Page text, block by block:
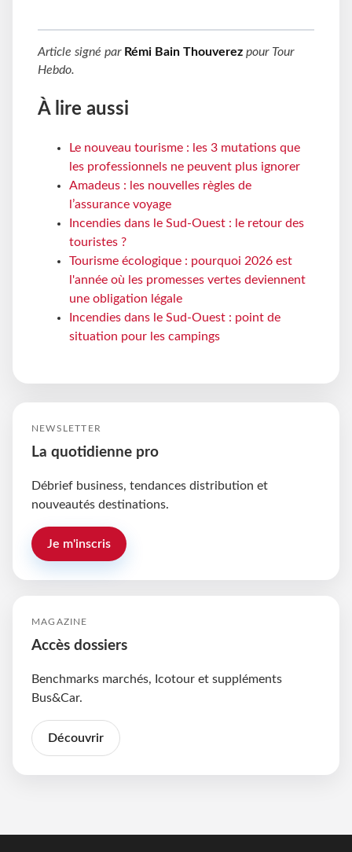
Article signé par Rémi Bain Thouverez pour Tour
Hebdo.
À lire aussi
Le nouveau tourisme : les 3 mutations que
les professionnels ne peuvent plus ignorer
Amadeus : les nouvelles règles de
l’assurance voyage
Incendies dans le Sud-Ouest : le retour des
touristes ?
Tourisme écologique : pourquoi 2026 est
l'année où les promesses vertes deviennent
une obligation légale
Incendies dans le Sud-Ouest : point de
situation pour les campings
NEWSLETTER
La quotidienne pro
Débrief business, tendances distribution et
nouveautés destinations.
Je m'inscris
MAGAZINE
Accès dossiers
Benchmarks marchés, Icotour et suppléments
Bus&Car.
Découvrir